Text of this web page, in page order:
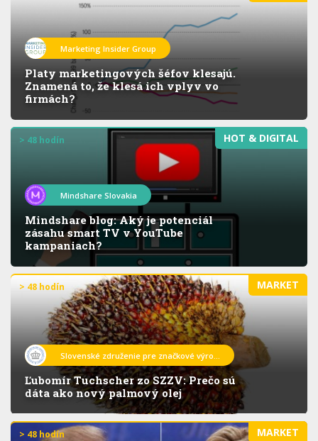
Marketing Insider Group
Platy marketingových šéfov klesajú.
Znamená to, že klesá ich vplyv vo
firmách?
HOT & DIGITAL
> 48 hodín
Mindshare Slovakia
Mindshare blog: Aký je potenciál
zásahu smart TV v YouTube
kampaniach?
MARKET
> 48 hodín
Slovenské združenie pre značkové výro...
Ľubomír Tuchscher zo SZZV: Prečo sú
dáta ako nový palmový olej
MARKET
> 48 hodín